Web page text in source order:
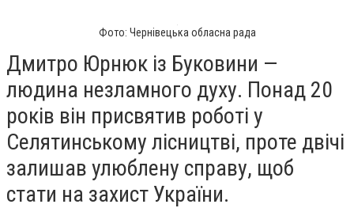
Фото: Чернівецька обласна рада
Дмитро Юрнюк із Буковини —
людина незламного духу. Понад 20
років він присвятив роботі у
Селятинському лісництві, проте двічі
залишав улюблену справу, щоб
стати на захист України.